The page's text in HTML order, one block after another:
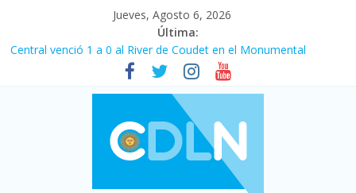
Jueves, Agosto 6, 2026
Última:
Fuerte caída de la venta de autos usados en julio: bajó un 12,6%
Central venció 1 a 0 al River de Coudet en el Monumental
La morosidad alcanzó su nivel más alto en dos décadas y ya
afecta a 400 mil deudores en Santa Fe
Desde que asumió Milei cerraron 41.000 kioscos: el sector
denuncia crisis como en 2001
Vacaciones de invierno con más movimiento y consumo
turístico: 4,6 millones de personas viajaron por el país, un 5,9%